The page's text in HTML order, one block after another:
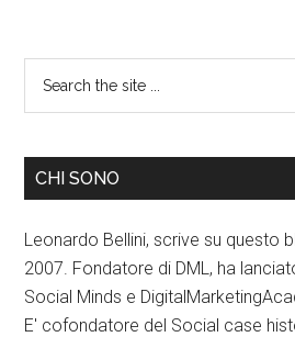
CHI SONO
Leonardo Bellini, scrive su questo
2007. Fondatore di DML, ha
Social Minds e
E' cofondatore del Social case